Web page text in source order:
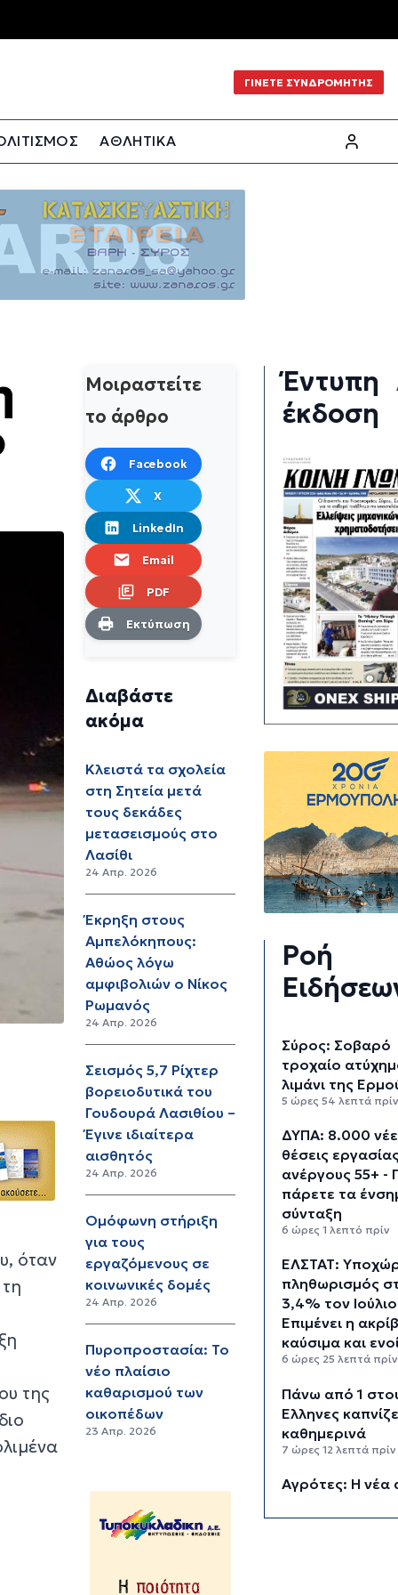
ΓΙΝΕΤΕ ΣΥΝΔΡΟΜΗΤΗΣ
ΑΘΛΗΤΙΚΑ
όταν
της
Μοιραστείτε
το άρθρο
Facebook
X
LinkedIn
Email
PDF
Εκτύπωση
Διαβάστε
ακόμα
Κλειστά τα σχολεία
στη Σητεία μετά
τους δεκάδες
μετασεισμούς στο
Λασίθι
24 Απρ. 2026
Έκρηξη στους
Αμπελόκηπους:
Αθώος λόγω
αμφιβολιών ο Νίκος
Ρωμανός
24 Απρ. 2026
Σεισμός 5,7 Ρίχτερ
βορειοδυτικά του
Γουδουρά Λασιθίου –
Έγινε ιδιαίτερα
αισθητός
24 Απρ. 2026
Ομόφωνη στήριξη
για τους
εργαζόμενους σε
κοινωνικές δομές
24 Απρ. 2026
Πυροπροστασία: Το
νέο πλαίσιο
καθαρισμού των
οικοπέδων
23 Απρ. 2026
Έντυπη
έκδοση
Ροή
Σύρος: Σοβαρό
τροχαίο
λιμάνι της
5 ώρες 54 λεπτά
ΔΥΠΑ: 8.000
θέσεις
ανέργους 55+ -
πάρετε τα
σύνταξη
6 ώρες 1 λεπτό πρίν
ΕΛΣΤΑΤ:
πληθωρισμός
3,4% τον
Επιμένει η
καύσιμα και
6 ώρες 25 λεπτά πρίν
Πάνω από 1
Έλληνες
καθημερινά
7 ώρες 12 λεπτά πρίν
Αγρότες: Η νέα
myAGRO, οι